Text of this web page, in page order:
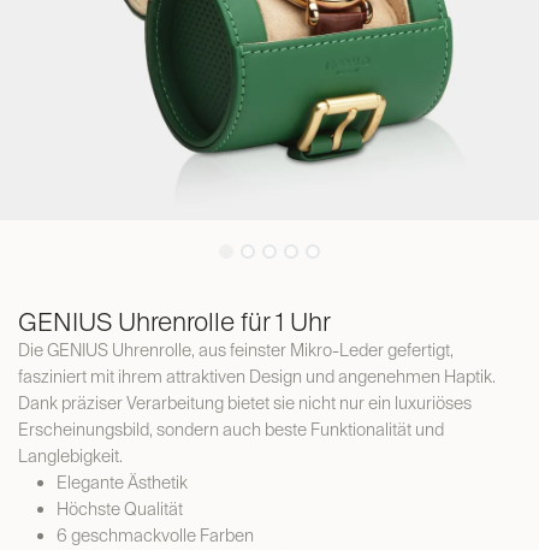
GENIUS Uhrenrolle für 1 Uhr
Die GENIUS Uhrenrolle, aus feinster Mikro-Leder gefertigt,
fasziniert mit ihrem attraktiven Design und angenehmen Haptik.
Dank präziser Verarbeitung bietet sie nicht nur ein luxuriöses
Erscheinungsbild, sondern auch beste Funktionalität und
Langlebigkeit.
Elegante Ästhetik
Höchste Qualität
6 geschmackvolle Farben